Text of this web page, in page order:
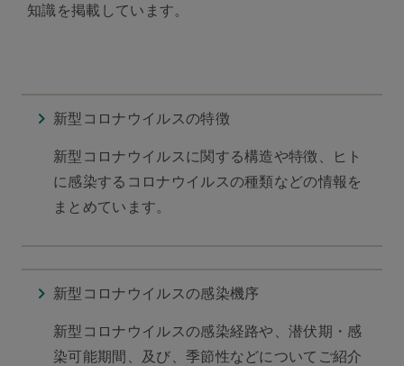
知識を掲載しています。
新型コロナウイルスの特徴
新型コロナウイルスに関する構造や特徴、ヒト
に感染するコロナウイルスの種類などの情報を
まとめています。
新型コロナウイルスの感染機序
新型コロナウイルスの感染経路や、潜伏期・感
染可能期間、及び、季節性などについてご紹介